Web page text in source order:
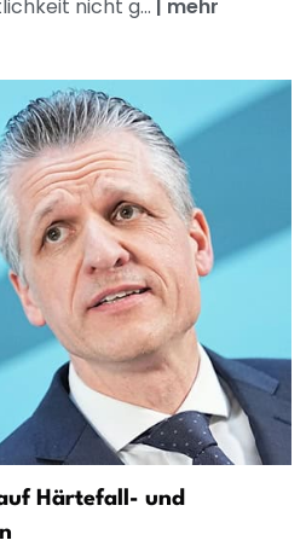
nicht g... | mehr
Härtefall- und